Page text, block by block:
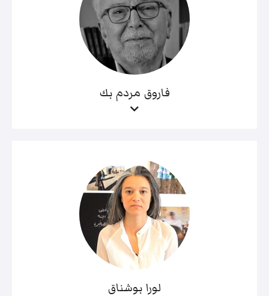
فاروق مردم بك
لورا بوشناق